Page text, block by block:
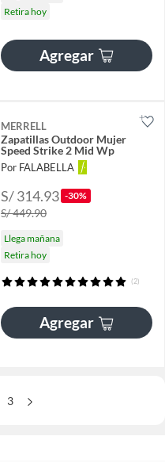
Retira hoy
Agregar
MERRELL
Zapatillas Outdoor Mujer
Speed Strike 2 Mid Wp
Por FALABELLA
S/ 314.93 -30%
S/ 449.90
Llega mañana
Retira hoy
(2)
Agregar
3